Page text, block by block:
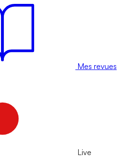
Mes revues
Live